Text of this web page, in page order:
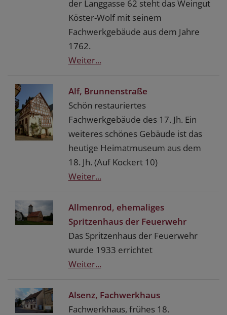
der Langgasse 62 steht das Weingut
Köster-Wolf mit seinem
Fachwerkgebäude aus dem Jahre
1762.
Weiter...
Alf, Brunnenstraße
Schön restauriertes
Fachwerkgebäude des 17. Jh. Ein
weiteres schönes Gebäude ist das
heutige Heimatmuseum aus dem
18. Jh. (Auf Kockert 10)
Weiter...
Allmenrod, ehemaliges
Spritzenhaus der Feuerwehr
Das Spritzenhaus der Feuerwehr
wurde 1933 errichtet
Weiter...
Alsenz, Fachwerkhaus
Fachwerkhaus, frühes 18.